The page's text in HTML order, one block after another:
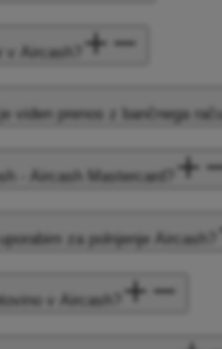
Aircash?
viden prenos z bančnega
- Aircash Mastercard?
za polnjenje Aircash?
v Aircash?